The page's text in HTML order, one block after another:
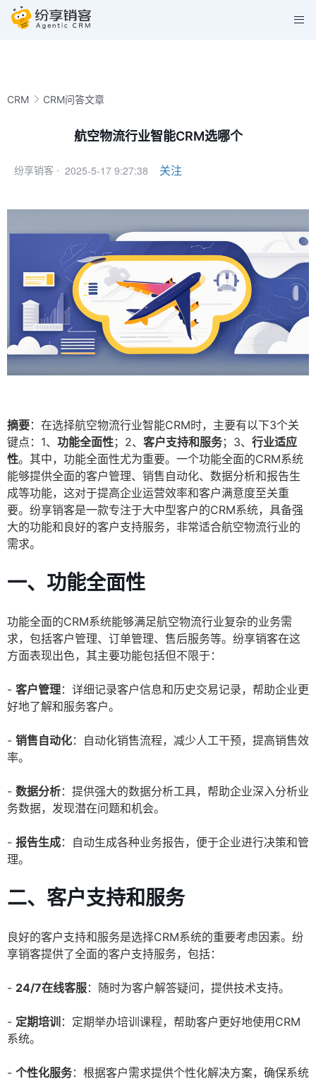
CRM CRM问答文章
航空物流行业智能CRM选哪个
纷享销客 · 2025-5-17 9:27:38 关注
摘要：在选择航空物流行业智能CRM时，主要有以下3个关
键点：1、 功能全面性；2、 客户支持和服务；3、 行业适应
性。其中，功能全面性尤为重要。一个功能全面的CRM系统
能够提供全面的客户管理、销售自动化、数据分析和报告生
成等功能，这对于提高企业运营效率和客户满意度至关重
要。纷享销客是一款专注于大中型客户的CRM系统，具备强
大的功能和良好的客户支持服务，非常适合航空物流行业的
需求。
一、 功能全面性
功能全面的CRM系统能够满足航空物流行业复杂的业务需
求，包括客户管理、订单管理、售后服务等。纷享销客在这
方面表现出色，其主要功能包括但不限于：
- 客户管理：详细记录客户信息和历史交易记录，帮助企业更
好地了解和服务客户。
- 销售自动化：自动化销售流程，减少人工干预，提高销售效
率。
- 数据分析：提供强大的数据分析工具，帮助企业深入分析业
务数据，发现潜在问题和机会。
- 报告生成：自动生成各种业务报告，便于企业进行决策和管
理。
二、 客户支持和服务
良好的客户支持和服务是选择CRM系统的重要考虑因素。纷
享销客提供了全面的客户支持服务，包括：
- 24/7在线客服：随时为客户解答疑问，提供技术支持。
- 定期培训 ：定期举办培训课程，帮助客户更好地使用CRM
系统。
- 个性化服务：根据客户需求提供个性化解决方案，确保系统